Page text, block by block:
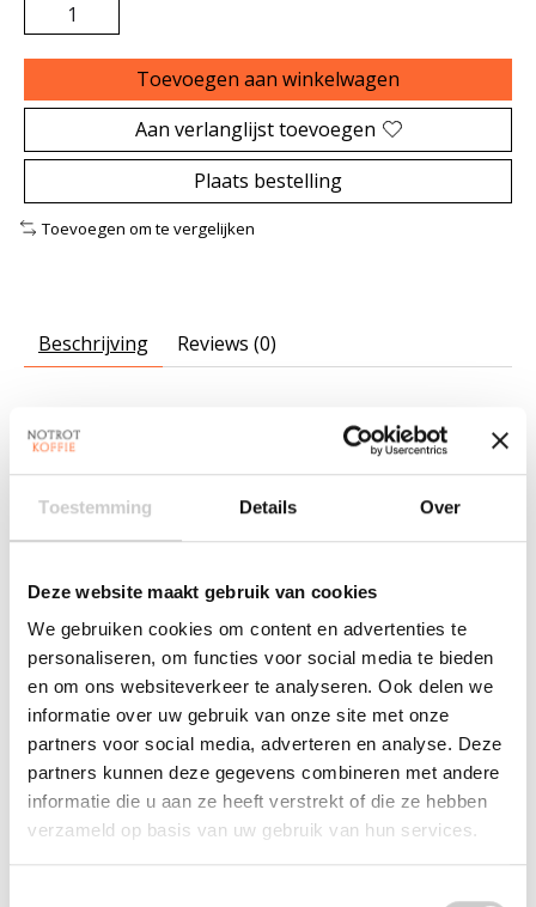
Toestemming Details Over
Deze website maakt gebruik van cookies
We gebruiken cookies om content en advertenties te
personaliseren, om functies voor social media te bieden
en om ons websiteverkeer te analyseren. Ook delen we
informatie over uw gebruik van onze site met onze
partners voor social media, adverteren en analyse. Deze
partners kunnen deze gegevens combineren met andere
informatie die u aan ze heeft verstrekt of die ze hebben
verzameld op basis van uw gebruik van hun services.
Toevoegen aan winkelwagen
Aan verlanglijst toevoegen
Plaats bestelling
Toevoegen om te vergelijken
Beschrijving Reviews (0)
Melkkaraf
Chic, praktisch, hygiënisch
De melkkaraf biedt een stijlvolle en onmisbare
melkalternatieven wilt genieten.
Met zijn geribbelde oppervlaktestructuur is de
melkkaraf een echte blikvanger en zorgt hij in zijn
uitvoering voor een vaste grip. Ook bij het vullen laat
hij zich dankzij zwenkbaar draaideksel van zijn
functionele en esthetische kant zien. De melkkaraf
biedt met twee verwisselbare siliconen adapters een
praktische en niet mis te verstane aanduiding van
melkalternatieven (foto 5) en past met zijn formaat in
elke koelkast.